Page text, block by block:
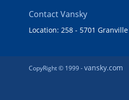
Contact Vansky
Location: 258 - 5701 Granville
CopyRight © 1999 -vansky.com